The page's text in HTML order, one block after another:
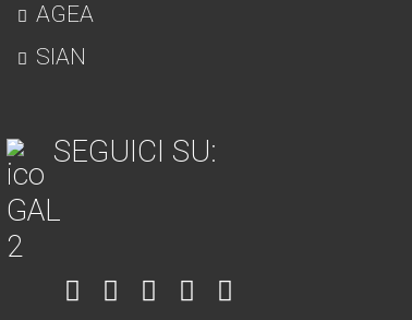
AGEA
SIAN
SEGUICI SU:
Item Item Item Item